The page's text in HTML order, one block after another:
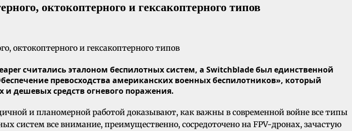
октокоптерного и гексакоптерного типов
считались эталоном беспилотных систем, а Switchblade был единственной
превосходства американских военных беспилотников», который
дешевых средств огневого поражения.
и планомерной работой доказывают, как важны в современной войне все типы
систем все внимание, преимущественно, сосредоточено на FPV-дронах, зачастую